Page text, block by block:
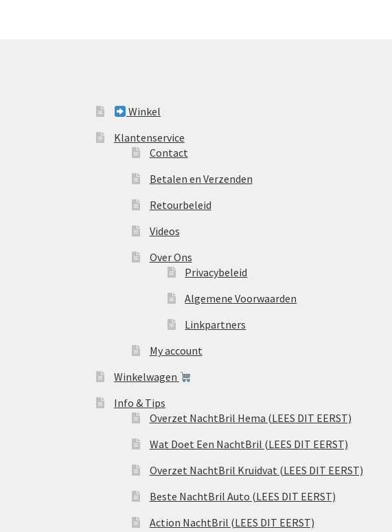
Winkel
Klantenservice
Contact
Betalen en Verzenden
Retourbeleid
Videos
Over Ons
Privacybeleid
Algemene Voorwaarden
Linkpartners
My account
Winkelwagen
Info & Tips
Overzet NachtBril Hema (LEES DIT EERST)
Wat Doet Een NachtBril (LEES DIT EERST)
Overzet NachtBril Kruidvat (LEES DIT EERST)
Beste NachtBril Auto (LEES DIT EERST)
Action NachtBril (LEES DIT EERST)